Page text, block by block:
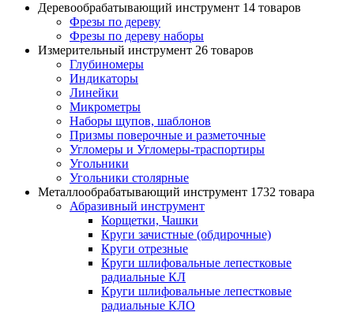
Деревообрабатывающий инструмент 14 товаров
Фрезы по дереву
Фрезы по дереву наборы
Измерительный инструмент 26 товаров
Глубиномеры
Индикаторы
Линейки
Микрометры
Наборы щупов, шаблонов
Призмы поверочные и разметочные
Угломеры и Угломеры-траспортиры
Угольники
Угольники столярные
Металлообрабатывающий инструмент 1732 товара
Абразивный инструмент
Корщетки, Чашки
Круги зачистные (обдирочные)
Круги отрезные
Круги шлифовальные лепестковые
радиальные КЛ
Круги шлифовальные лепестковые
радиальные КЛО